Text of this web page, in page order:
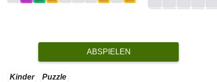
ABSPIELEN
Kinder Puzzle